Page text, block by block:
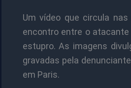
Um vídeo que circula
encontro entre o
estupro. As imagens
gravadas pela
em Paris.